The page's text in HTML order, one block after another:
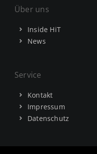
Über uns
Inside HiT
News
Service
Kontakt
Impressum
Datenschutz